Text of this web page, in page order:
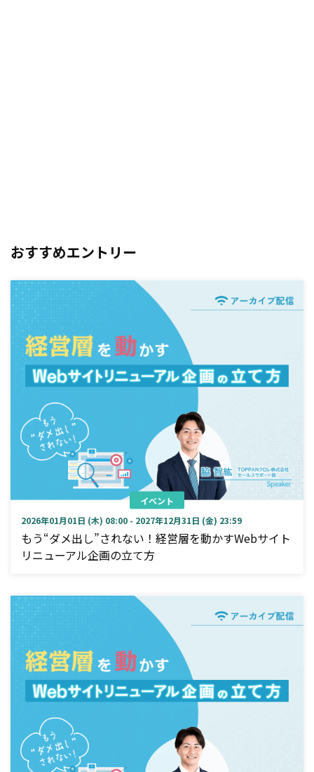
おすすめエントリー
イベント
2026年01月01日 (木) 08:00 - 2027年12月31日 (金) 23:59
もう“ダメ出し”されない！経営層を動かすWebサイト
リニューアル企画の立て方